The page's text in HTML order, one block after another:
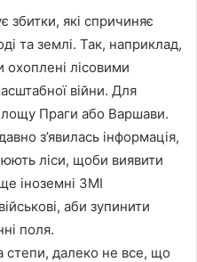
збитки, які спричиняє
та землі. Так, наприклад,
охоплені лісовими
війни. Для
Праги або Варшави.
з’явилась інформація,
ліси, щоби виявити
іноземні ЗМІ
аби зупинити
поля.
степи, далеко не все, що